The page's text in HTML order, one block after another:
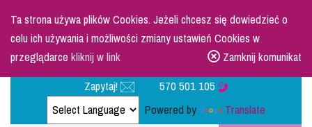
Ta strona używa plików Cookies. Jeżeli chcesz się dowiedzieć o
celu ich używania i możliwości zmiany ustawień Cookies w
przeglądarcekliknij w link
Zamknij komunikat
Zapytaj!
570 501 105
Powered by
Translate